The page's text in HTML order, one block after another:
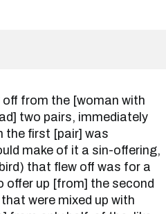
two pairs, immediately
the first [pair] was
make of it a sin-offering,
that flew off was for a
offer up [from] the second
were mixed up with